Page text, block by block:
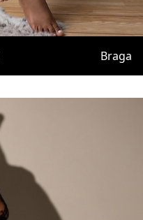
Braga